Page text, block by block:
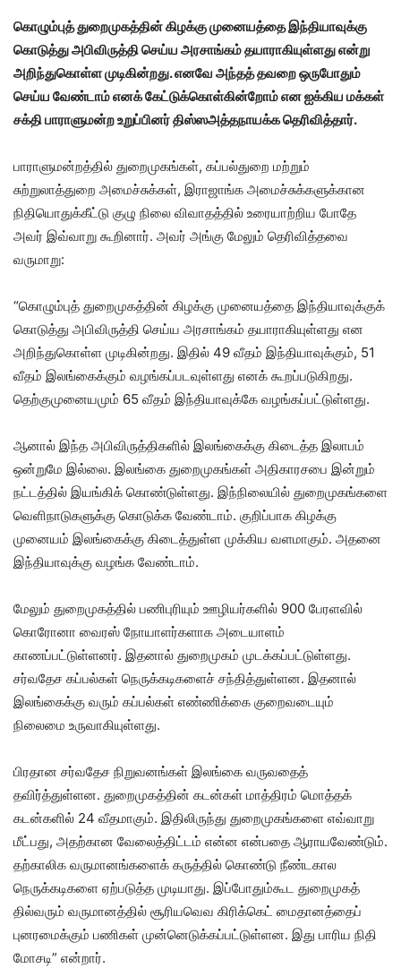
கொழும்புத் துறைமுகத்தின் கிழக்கு முனையத்தை இந்தியாவுக்கு
கொடுத்து அபிவிருத்தி செய்ய அரசாங்கம் தயாராகியுள்ளது என்று
அறிந்துகொள்ள முடிகின்றது. எனவே அந்தத் தவறை ஒருபோதும்
செய்ய வேண்டாம் எனக் கேட்டுக்கொள்கின்றோம் என ஐக்கிய மக்கள்
சக்தி பாராளுமன்ற உறுப்பினர் திஸ்ஸஅத்தநாயக்க தெரிவித்தார்.
பாராளுமன்றத்தில் துறைமுகங்கள், கப்பல்துறை மற்றும்
சுற்றுலாத்துறை அமைச்சுக்கள், இராஜாங்க அமைச்சுக்களுக்கான
நிதியொதுக்கீட்டு குழு நிலை விவாதத்தில் உரையாற்றிய போதே
அவர் இவ்வாறு கூறினார். அவர் அங்கு மேலும் தெரிவித்தவை
வருமாறு:
“கொழும்புத் துறைமுகத்தின் கிழக்கு முனையத்தை இந்தியாவுக்குக்
கொடுத்து அபிவிருத்தி செய்ய அரசாங்கம் தயாராகியுள்ளது என
அறிந்துகொள்ள முடிகின்றது. இதில் 49 வீதம் இந்தியாவுக்கும், 51
வீதம் இலங்கைக்கும் வழங்கப்படவுள்ளது எனக் கூறப்படுகிறது.
தெற்குமுனையமும் 65 வீதம் இந்தியாவுக்கே வழங்கப்பட்டுள்ளது.
ஆனால் இந்த அபிவிருத்திகளில் இலங்கைக்கு கிடைத்த இலாபம்
ஒன்றுமே இல்லை. இலங்கை துறைமுகங்கள் அதிகாரசபை இன்றும்
நட்டத்தில் இயங்கிக் கொண்டுள்ளது. இந்நிலையில் துறைமுகங்களை
வெளிநாடுகளுக்கு கொடுக்க வேண்டாம். குறிப்பாக கிழக்கு
முனையம் இலங்கைக்கு கிடைத்துள்ள முக்கிய வளமாகும். அதனை
இந்தியாவுக்கு வழங்க வேண்டாம்.
மேலும் துறைமுகத்தில் பணிபுரியும் ஊழியர்களில் 900 பேரளவில்
கொரோனா வைரஸ் நோயாளர்களாக அடையாளம்
காணப்பட்டுள்ளனர். இதனால் துறைமுகம் முடக்கப்பட்டுள்ளது.
சர்வதேச கப்பல்கள் நெருக்கடிகளைச் சந்தித்துள்ளன. இதனால்
இலங்கைக்கு வரும் கப்பல்கள் எண்ணிக்கை குறைவடையும்
நிலைமை உருவாகியுள்ளது.
பிரதான சர்வதேச நிறுவனங்கள் இலங்கை வருவதைத்
தவிர்த்துள்ளன. துறைமுகத்தின் கடன்கள் மாத்திரம் மொத்தக்
கடன்களில் 24 வீதமாகும். இதிலிருந்து துறைமுகங்களை எவ்வாறு
மீட்பது, அதற்கான வேலைத்திட்டம் என்ன என்பதை ஆராயவேண்டும்.
தற்காலிக வருமானங்களைக் கருத்தில் கொண்டு நீண்டகால
நெருக்கடிகளை ஏற்படுத்த முடியாது. இப்போதும்கூட துறைமுகத்
தில்வரும் வருமானத்தில் சூரியவெவ கிரிக்கெட் மைதானத்தைப்
புனரமைக்கும் பணிகள் முன்னெடுக்கப்பட்டுள்ளன. இது பாரிய நிதி
மோசடி” என்றார்.